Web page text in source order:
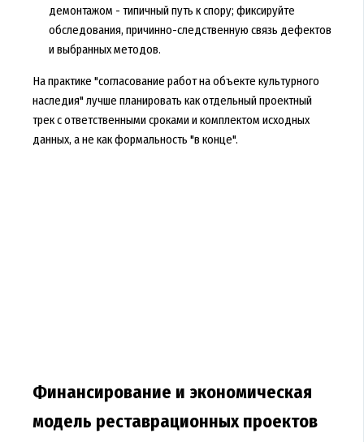
демонтажом - типичный путь к спору; фиксируйте
обследования, причинно-следственную связь дефектов
и выбранных методов.
На практике "согласование работ на объекте культурного
наследия" лучше планировать как отдельный проектный
трек с ответственными сроками и комплектом исходных
данных, а не как формальность "в конце".
Финансирование и экономическая
модель реставрационных проектов